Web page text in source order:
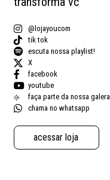
@lojayoucom
tik tok
escuta nossa playlist!
X
facebook
youtube
faça parte da nossa galera
chama no whatsapp
acessar loja